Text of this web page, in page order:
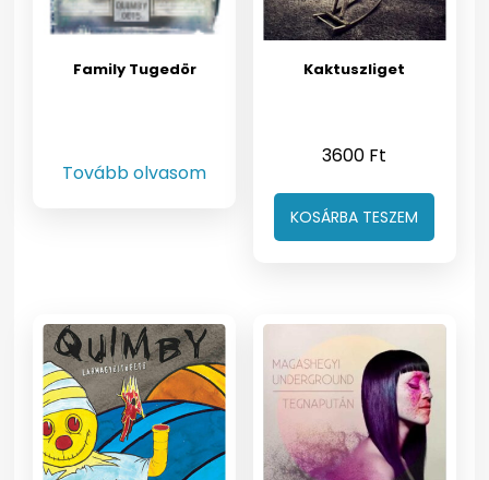
Family Tugedör
Tovább olvasom
Kaktuszliget
3600 Ft
KOSÁRBA TESZEM